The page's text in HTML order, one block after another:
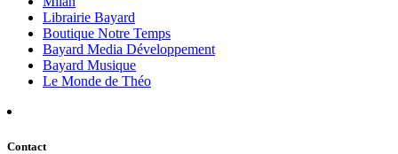
Librairie Bayard
Boutique Notre Temps
Bayard Media Développement
Bayard Musique
Le Monde de Théo
Contact